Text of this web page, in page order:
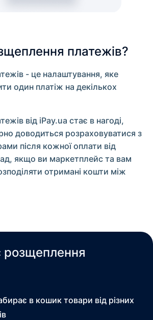
платежів?
- це налаштування, яке
один платіж на декількох
від iPay.ua стає в нагоді,
доводиться розраховуватися з
після кожної оплати від
якщо ви маркетплейс та вам
отримані кошти між
в кошик товари від різних